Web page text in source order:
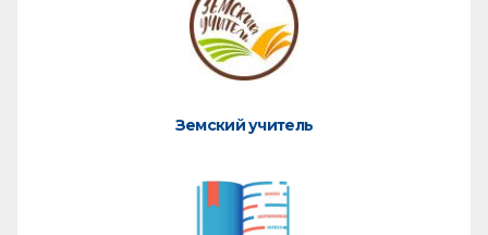
Земский учитель